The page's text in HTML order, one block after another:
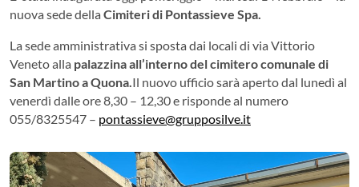
nuova sede della Cimiteri di Pontassieve Spa.
La sede amministrativa si sposta dai locali di via Vittorio
Veneto alla palazzina all’interno del cimitero comunale di
San Martino a Quona.Il nuovo ufficio sarà aperto dal lunedì al
venerdì dalle ore 8,30 – 12,30 e risponde al numero
055/8325547 – pontassieve@grupposilve.it